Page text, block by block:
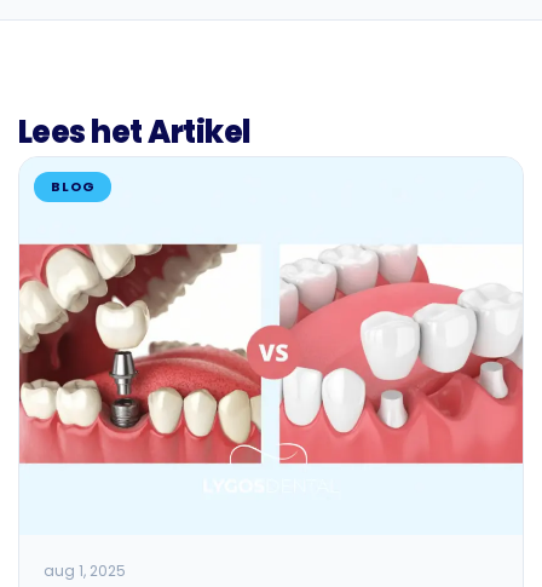
Lees het Artikel
BLOG
aug 1, 2025